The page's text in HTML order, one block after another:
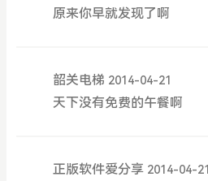
原来你早就发现了啊
韶关电梯 2014-04-21
天下没有免费的午餐啊
正版软件爱分享 2014-04-21